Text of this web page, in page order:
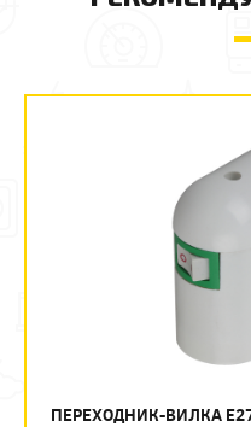
ПЕРЕХОДНИК-ВИЛКА